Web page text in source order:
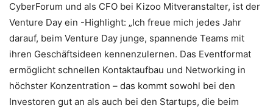
CyberForum und als CFO bei Kizoo Mitveranstalter, ist der
Venture Day ein -Highlight: „Ich freue mich jedes Jahr
darauf, beim Venture Day junge, spannende Teams mit
ihren Geschäftsideen kennenzulernen. Das Eventformat
ermöglicht schnellen Kontaktaufbau und Networking in
höchster Konzentration – das kommt sowohl bei den
Investoren gut an als auch bei den Startups, die beim